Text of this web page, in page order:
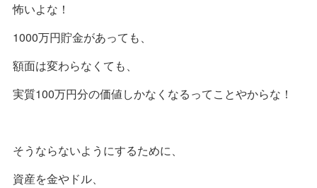
怖いよな！
1000万円貯金があっても、
額面は変わらなくても、
実質100万円分の価値しかなくなるってことやからな！
そうならないようにするために、
資産を金やドル、